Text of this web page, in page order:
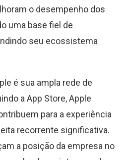
o desempenho dos
uma base fiel de
seu ecossistema
é sua ampla rede de
a App Store, Apple
para a experiência
recorrente significativa.
a posição da empresa no